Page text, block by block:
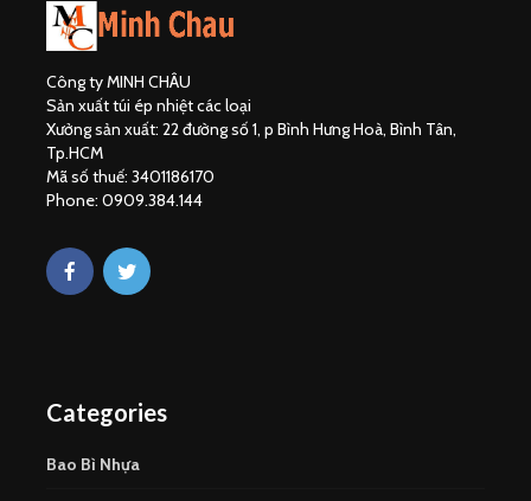
Công ty MINH CHÂU
Sản xuất túi ép nhiệt các loại
Xưởng sản xuất: 22 đường số 1, p Bình Hưng Hoà, Bình Tân,
Tp.HCM
Mã số thuế: 3401186170
Phone: 0909.384.144
Categories
Bao Bì Nhựa